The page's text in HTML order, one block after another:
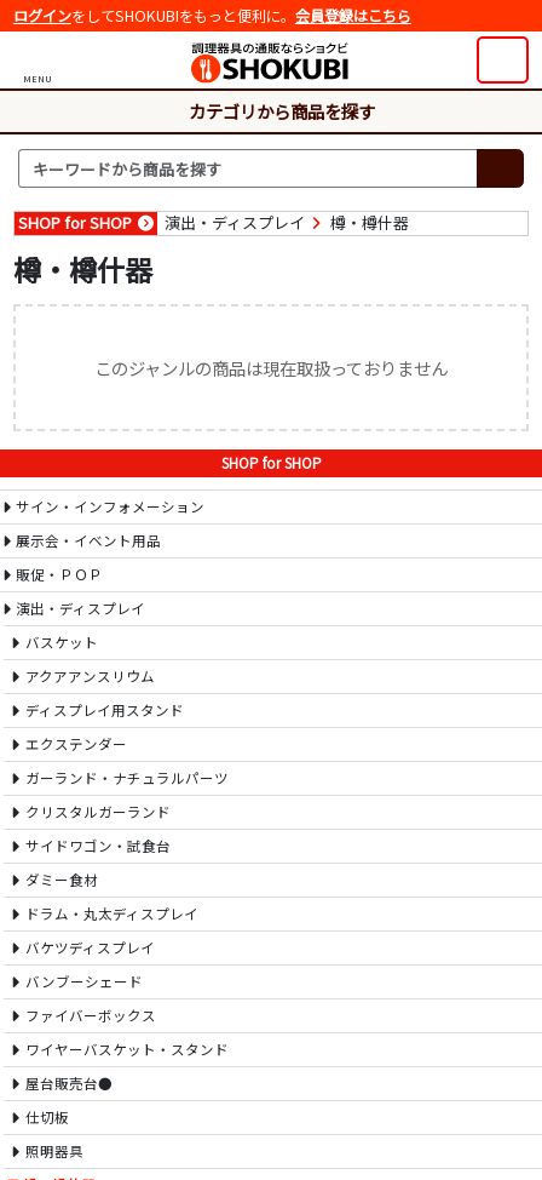
ログインをしてSHOKUBIをもっと便利に。 会員登録はこちら
MENU
カテゴリから商品を探す
SHOP for SHOP 演出・ディスプレイ 樽・樽什器
樽・樽什器
このジャンルの商品は現在取扱っておりません
SHOP for SHOP
サイン・インフォメーション
展示会・イベント用品
販促・ＰＯＰ
演出・ディスプレイ
バスケット
アクアアンスリウム
ディスプレイ用スタンド
エクステンダー
ガーランド・ナチュラルパーツ
クリスタルガーランド
サイドワゴン・試食台
ダミー食材
ドラム・丸太ディスプレイ
バケツディスプレイ
バンブーシェード
ファイバーボックス
ワイヤーバスケット・スタンド
屋台販売台●
仕切板
照明器具